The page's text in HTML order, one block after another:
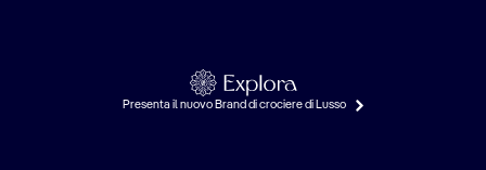
Presenta il nuovo Brand di crociere di Lusso